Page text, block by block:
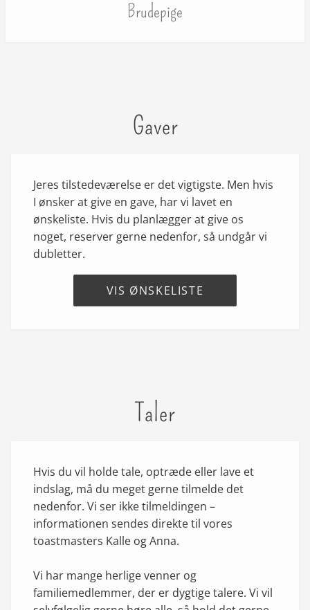
Brudepige
Gaver
Jeres tilstedeværelse er det vigtigste. Men hvis
I ønsker at give en gave, har vi lavet en
ønskeliste. Hvis du planlægger at give os
noget, reserver gerne nedenfor, så undgår vi
dubletter.
VIS ØNSKELISTE
Taler
Hvis du vil holde tale, optræde eller lave et
indslag, må du meget gerne tilmelde det
nedenfor. Vi ser ikke tilmeldingen –
informationen sendes direkte til vores
toastmasters Kalle og Anna.
Vi har mange herlige venner og
familiemedlemmer, der er dygtige talere. Vi vil